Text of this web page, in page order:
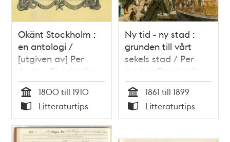
Okänt Stockholm :
en antologi /
[utgiven av] Per
Anders Fogelström
Tid
1800 till 1910
Typ
Litteraturtips
Ny tid - ny stad :
grunden till vårt
sekels stad / Per
Anders Fogelström
Tid
1861 till 1899
Typ
Litteraturtips